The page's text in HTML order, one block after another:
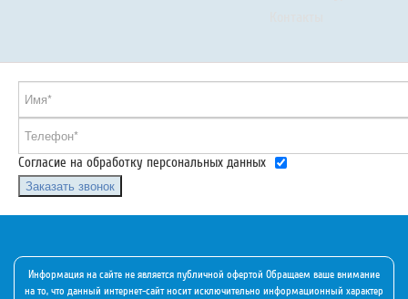
Согласие на обработку персональных данных
Заказать звонок
Информация на сайте не является публичной офертой Обращаем ваше внимание
на то, что данный интернет-сайт носит исключительно информационный характер